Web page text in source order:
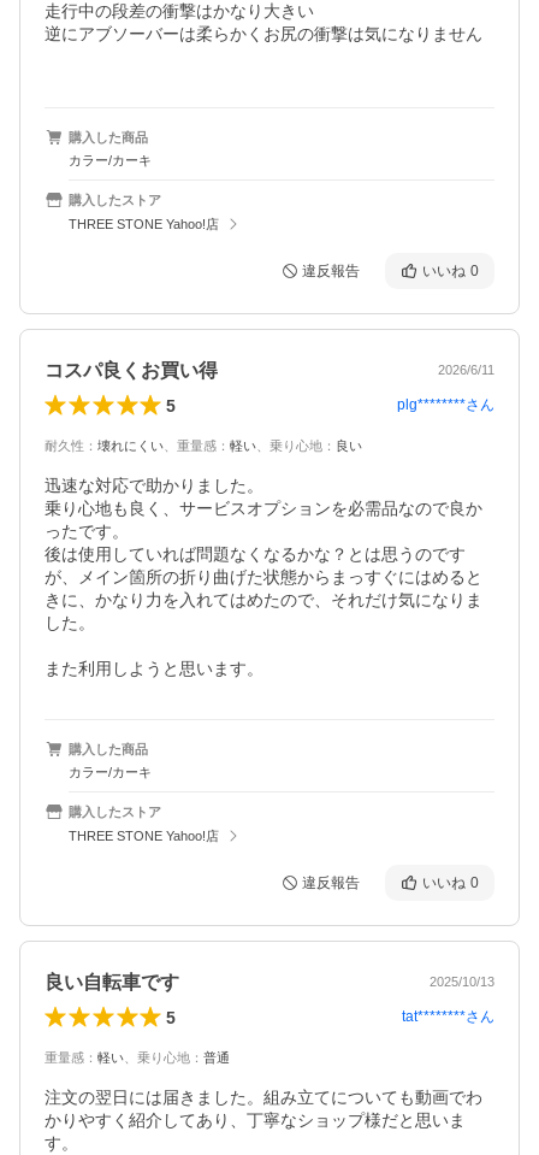
走行中の段差の衝撃はかなり大きい
逆にアブソーバーは柔らかくお尻の衝撃は気になりません
購入した商品
カラー/カーキ
購入したストア
THREE STONE Yahoo!店
違反報告 いいね 0
コスパ良くお買い得 2026/6/11
5 plg********さん
耐久性 ： 壊れにくい 重量感 ： 軽い 乗り心地 ： 良い
迅速な対応で助かりました。
乗り心地も良く、サービスオプションを必需品なので良か
ったです。
後は使用していれば問題なくなるかな？とは思うのです
が、メイン箇所の折り曲げた状態からまっすぐにはめると
きに、かなり力を入れてはめたので、それだけ気になりま
した。
また利用しようと思います。
購入した商品
カラー/カーキ
購入したストア
THREE STONE Yahoo!店
違反報告 いいね 0
良い自転車です 2025/10/13
5 tat********さん
重量感 ： 軽い 乗り心地 ： 普通
注文の翌日には届きました。組み立てについても動画でわ
かりやすく紹介してあり、丁寧なショップ様だと思いま
す。